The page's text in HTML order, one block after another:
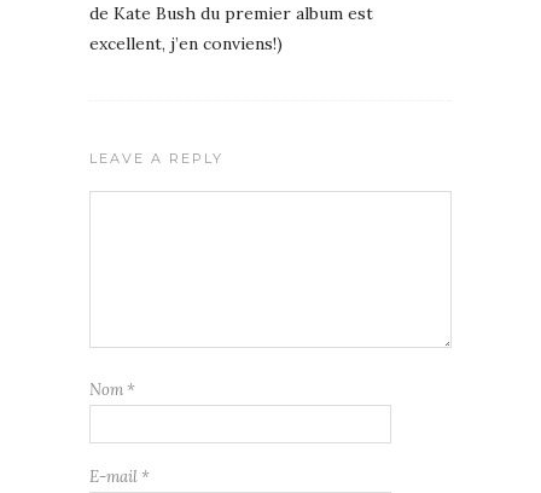
de Kate Bush du premier album est
excellent, j’en conviens!)
LEAVE A REPLY
Nom *
E-mail *